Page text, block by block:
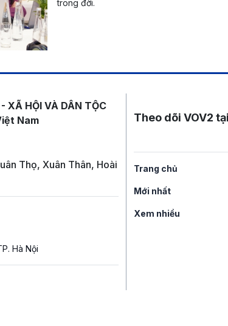
trong đời.
XÃ HỘI VÀ DÂN TỘC
Nam
Thọ, Xuân Thân, Hoài
Hà Nội
Mạng xã
Theo dõi VOV2
Trang chủ
Mới nhất
Xem nhiều